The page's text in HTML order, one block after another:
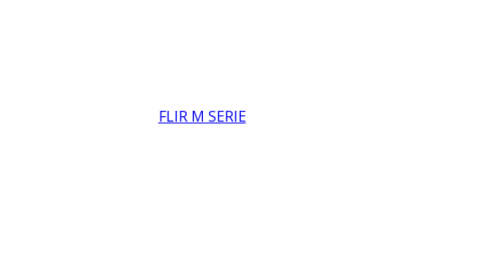
FLIR M SERIE